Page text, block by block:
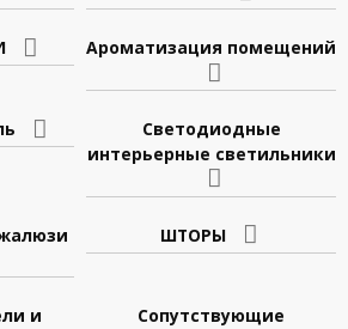
Ароматизация помещений
Светодиодные
интерьерные светильники
ШТОРЫ
и
Сопутствующие